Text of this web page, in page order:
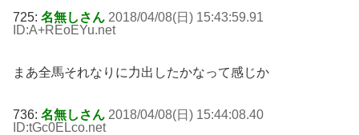
725: 名無しさん 2018/04/08(日) 15:43:59.91
ID:A+REoEYu.net
まあ全馬それなりに力出したかなって感じか
736: 名無しさん 2018/04/08(日) 15:44:08.40
ID:tGc0ELco.net